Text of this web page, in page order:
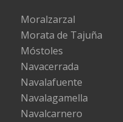
Moralzarzal
Morata de Tajuña
Móstoles
Navacerrada
Navalafuente
Navalagamella
Navalcarnero